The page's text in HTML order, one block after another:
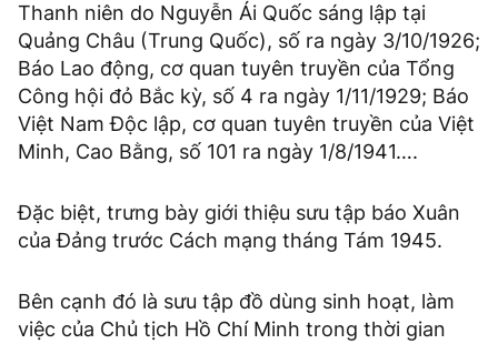
Thanh niên do Nguyễn Ái Quốc sáng lập tại
Quảng Châu (Trung Quốc), số ra ngày 3/10/1926;
Báo Lao động, cơ quan tuyên truyền của Tổng
Công hội đỏ Bắc kỳ, số 4 ra ngày 1/11/1929; Báo
Việt Nam Độc lập, cơ quan tuyên truyền của Việt
Minh, Cao Bằng, số 101 ra ngày 1/8/1941….
Đặc biệt, trưng bày giới thiệu sưu tập báo Xuân
của Đảng trước Cách mạng tháng Tám 1945.
Bên cạnh đó là sưu tập đồ dùng sinh hoạt, làm
việc của Chủ tịch Hồ Chí Minh trong thời gian